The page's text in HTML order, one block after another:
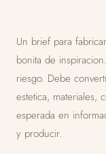
Un brief para
bonita de
riesgo. Debe
estetica, materiales,
esperada en
y producir.